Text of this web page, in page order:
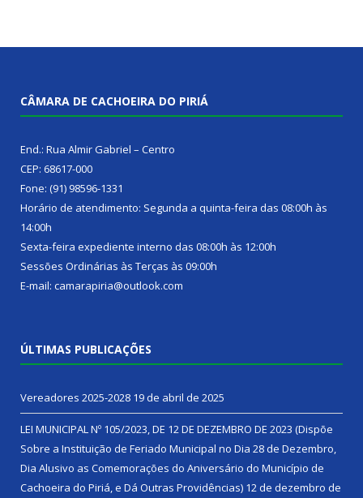
CÂMARA DE CACHOEIRA DO PIRIÁ
End.: Rua Almir Gabriel – Centro
CEP: 68617-000
Fone: (91) 98596-1331
Horário de atendimento: Segunda a quinta-feira das 08:00h às
14:00h
Sexta-feira expediente interno das 08:00h às 12:00h
Sessões Ordinárias às Terças às 09:00h
E-mail: camarapiria@outlook.com
ÚLTIMAS PUBLICAÇÕES
Vereadores 2025-2028 19 de abril de 2025
LEI MUNICIPAL Nº 105/2023, DE 12 DE DEZEMBRO DE 2023 (Dispõe
Sobre a Instituição de Feriado Municipal no Dia 28 de Dezembro,
Dia Alusivo as Comemorações do Aniversário do Município de
Cachoeira do Piriá, e Dá Outras Providências) 12 de dezembro de